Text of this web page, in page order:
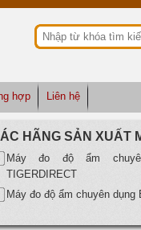
hợp Liên hệ
HÃNG SẢN XUẤT
Máy đo độ ẩm
TIGERDIRECT
Máy đo độ ẩm chuyên dụng